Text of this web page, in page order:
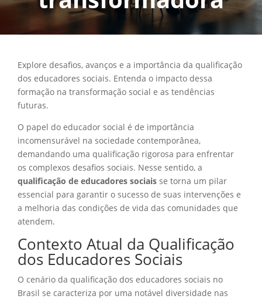
Explore desafios, avanços e a importância da qualificação
dos educadores sociais. Entenda o impacto dessa
formação na transformação social e as tendências
futuras.
O papel do educador social é de importância
incomensurável na sociedade contemporânea,
demandando uma qualificação rigorosa para enfrentar
os complexos desafios sociais. Nesse sentido, a
qualificação de educadores sociais se torna um pilar
essencial para garantir o sucesso de suas intervenções e
a melhoria das condições de vida das comunidades que
atendem.
Contexto Atual da Qualificação
dos Educadores Sociais
O cenário da qualificação dos educadores sociais no
Brasil se caracteriza por uma notável diversidade nas